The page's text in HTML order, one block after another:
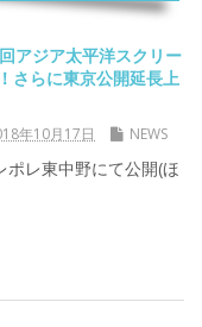
アジア太平洋スクリー
さらに東京公開延長上
年10月17日 NEWS
レ東中野にて公開(ほ